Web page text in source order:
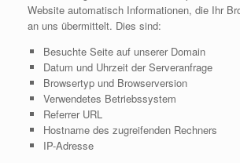
Website automatisch Informationen, die Ihr
an uns übermittelt. Dies sind:
Besuchte Seite auf unserer Domain
Datum und Uhrzeit der Serveranfrage
Browsertyp und Browserversion
Verwendetes Betriebssystem
Referrer URL
Hostname des zugreifenden Rechners
IP-Adresse